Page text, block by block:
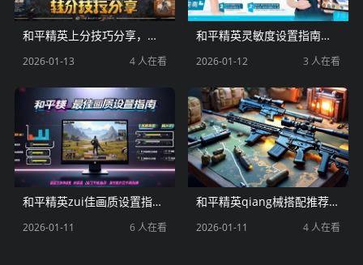
和平精英上分技巧分享，轻松提升段位的小秘密
2026-01-13 4 人在看
和平精英灵敏度设置指南，轻松找到你的专属手感
2026-01-12 3 人在看
和平精英zui佳画质设置指南，流畅与画质兼得的秘诀
2026-01-11 6 人在看
和平精英qiang械搭配推荐，吃鸡必备的黄金组合
2026-01-11 4 人在看